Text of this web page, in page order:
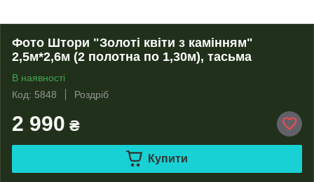
Фото Штори "Золоті квіти з камінням"
2,5м*2,6м (2 полотна по 1,30м), тасьма
В наявності
Код: 5848
Роздріб
2 990 ₴
Купити